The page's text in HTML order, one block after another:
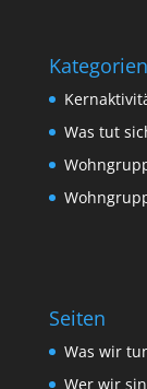
Kategorien
Was tut
Seiten
Was wir
Wer wir